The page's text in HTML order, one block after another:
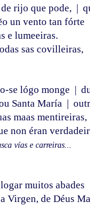
rijo que pode, |
un vento tan fórte
e lumeeiras.
sas covilleiras,
se lógo monge |
Santa María |
maas mentireiras,
non éran
vías e carreiras...
muitos abades
Virgen, de Déus